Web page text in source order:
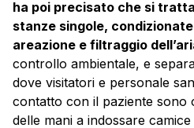
ha poi precisato che si
stanze singole,
areazione e filtraggio
controllo ambientale, e
dove visitatori e personale
contatto con il paziente sono
delle mani a indossare camice